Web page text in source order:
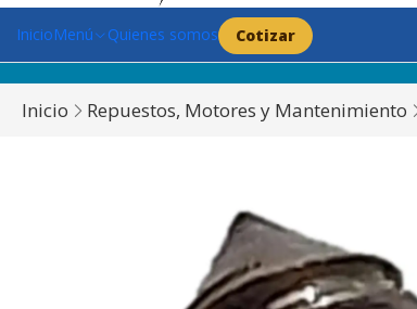
InicioMenú Quienes somos Cotizar
Inicio Repuestos, Motores y Mantenimiento